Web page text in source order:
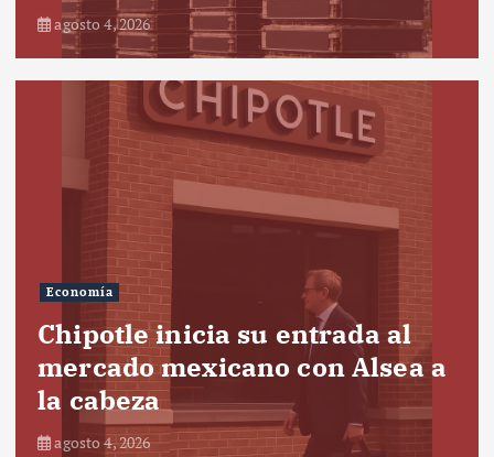
agosto 4, 2026
Economía
Chipotle inicia su entrada al
mercado mexicano con Alsea a
la cabeza
agosto 4, 2026